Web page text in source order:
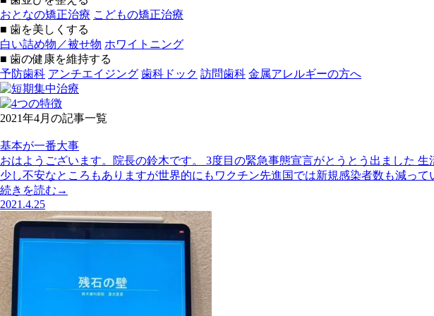
おとなの矯正治療 こどもの矯正治療
■ 歯を美しくする
白い詰め物／被せ物 ホワイトニング
■ 歯の健康を維持する
予防歯科 アンチエイジング 歯科ドック 訪問歯科 金属アレルギーの方へ
2021年4月の記事一覧
基本が一番大事
おはようございます。院長の鈴木です。 3度目の緊急事態宣言がとうとう出ました
少し不安なところもありますが世界的にもワクチン先進国では新規感染者数も減っ
続きを読む→
2021.4.25